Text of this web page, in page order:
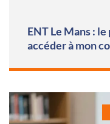
ENT Le Mans :
accéder à mon